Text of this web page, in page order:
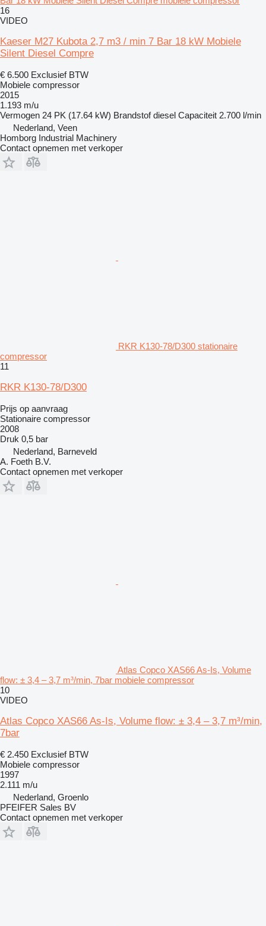
16
VIDEO
Kaeser M27 Kubota 2,7 m3 / min 7 Bar 18 kW Mobiele
Silent Diesel Compre
€ 6.500 Exclusief BTW
Mobiele compressor
2015
1.193 m/u
Vermogen 24 PK (17.64 kW) Brandstof diesel Capaciteit 2.700 l/min
Nederland, Veen
Homborg Industrial Machinery
Contact opnemen met verkoper
RKR K130-78/D300 stationaire
compressor
11
RKR K130-78/D300
Prijs op aanvraag
Stationaire compressor
2008
Druk 0,5 bar
Nederland, Barneveld
A. Foeth B.V.
Contact opnemen met verkoper
Atlas Copco XAS66 As-Is, Volume
flow: ± 3,4 – 3,7 m³/min, 7bar mobiele compressor
10
VIDEO
Atlas Copco XAS66 As-Is, Volume flow: ± 3,4 – 3,7 m³/min,
7bar
€ 2.450 Exclusief BTW
Mobiele compressor
1997
2.111 m/u
Nederland, Groenlo
PFEIFER Sales BV
Contact opnemen met verkoper